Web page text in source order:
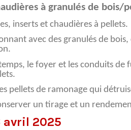
à granulés de bois/
inserts et chaudières à pellets.
avec des granulés de
le foyer et les conduits
pellets de ramonage qui
un tirage et un
avril 2025